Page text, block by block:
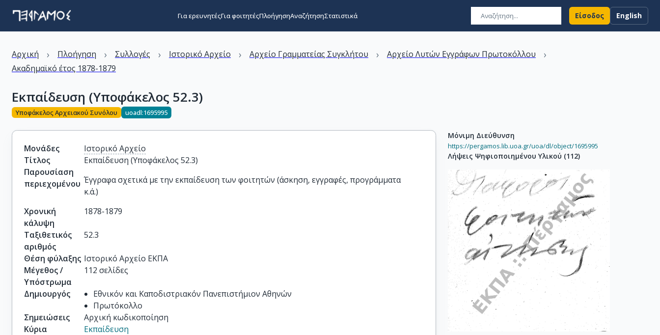
Για ερευνητέςΓια φοιτητέςΠλοήγησηΑναζήτησηΣτατιστικά Είσοδος English
Αρχική › Πλοήγηση › Συλλογές › Ιστορικό Αρχείο › Αρχείο Γραμματείας Συγκλήτου › Αρχείο Λυτών Εγγράφων Πρωτοκόλλου ›
Ακαδημαϊκό έτος 1878-1879
Εκπαίδευση (Υποφάκελος 52.3)
Υποφάκελος Αρχειακού Συνόλου uoadl:1695995
Μονάδες
Ιστορικό Αρχείο
Τίτλος
Εκπαίδευση (Υποφάκελος 52.3)
Παρουσίαση
περιεχομένου Έγγραφα σχετικά με την εκπαίδευση των φοιτητών (άσκηση, εγγραφές, προγράμματα
κ.ά.)
Χρονική
κάλυψη
1878-1879
Ταξιθετικός
αριθμός
52.3
Θέση φύλαξης Ιστορικό Αρχείο ΕΚΠΑ
Μέγεθος /
Υπόστρωμα
112 σελίδες
Δημιουργός
Εθνικόν και Καποδιστριακόν Πανεπιστήμιον Αθηνών
Πρωτόκολλο
Σημειώσεις
Αρχική κωδικοποίηση
Κύρια
Εκπαίδευση
Μόνιμη Διεύθυνση
https://pergamos.lib.uoa.gr/uoa/dl/object/1695995
Λήψεις Ψηφιοποιημένου Υλικού (112)